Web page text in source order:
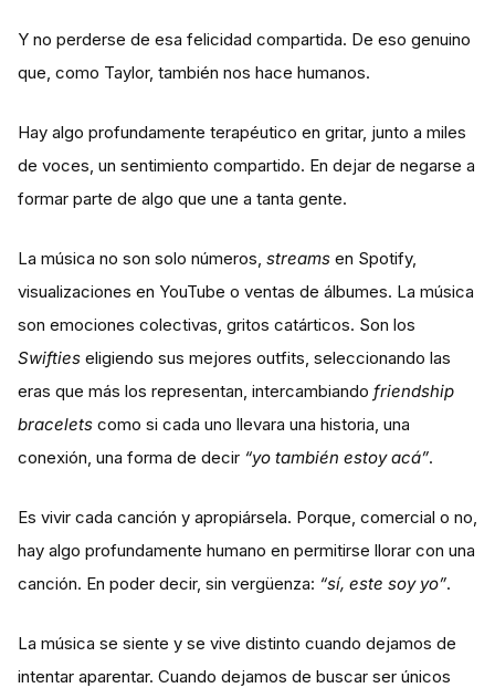
Y no perderse de esa felicidad compartida. De eso genuino
que, como Taylor, también nos hace humanos.
Hay algo profundamente terapéutico en gritar, junto a miles
de voces, un sentimiento compartido. En dejar de negarse a
formar parte de algo que une a tanta gente.
La música no son solo números, streams en Spotify,
visualizaciones en YouTube o ventas de álbumes. La música
son emociones colectivas, gritos catárticos. Son los
Swifties eligiendo sus mejores outfits, seleccionando las
eras que más los representan, intercambiando friendship
bracelets como si cada uno llevara una historia, una
conexión, una forma de decir “yo también estoy acá”.
Es vivir cada canción y apropiársela. Porque, comercial o no,
hay algo profundamente humano en permitirse llorar con una
canción. En poder decir, sin vergüenza: “sí, este soy yo”.
La música se siente y se vive distinto cuando dejamos de
intentar aparentar. Cuando dejamos de buscar ser únicos